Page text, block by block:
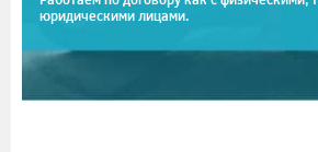
юридическими лицами.